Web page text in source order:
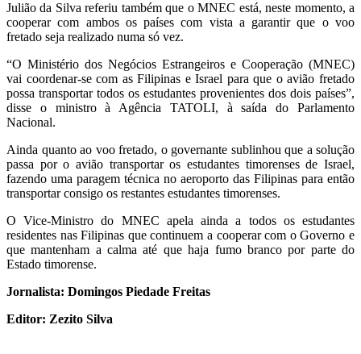
Julião da Silva referiu também que o MNEC está, neste momento, a
cooperar com ambos os países com vista a garantir que o voo
fretado seja realizado numa só vez.
“O Ministério dos Negócios Estrangeiros e Cooperação (MNEC)
vai coordenar-se com as Filipinas e Israel para que o avião fretado
possa transportar todos os estudantes provenientes dos dois países”,
disse o ministro à Agência TATOLI, à saída do Parlamento
Nacional.
Ainda quanto ao voo fretado, o governante sublinhou que a solução
passa por o avião transportar os estudantes timorenses de Israel,
fazendo uma paragem técnica no aeroporto das Filipinas para então
transportar consigo os restantes estudantes timorenses.
O Vice-Ministro do MNEC apela ainda a todos os estudantes
residentes nas Filipinas que continuem a cooperar com o Governo e
que mantenham a calma até que haja fumo branco por parte do
Estado timorense.
Jornalista: Domingos Piedade Freitas
Editor: Zezito Silva